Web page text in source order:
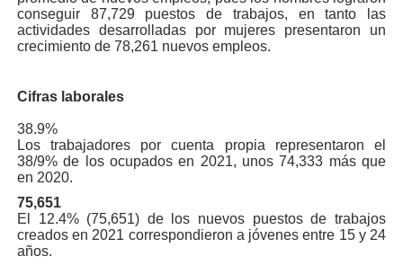
conseguir 87,729 puestos de trabajos, en tanto las
actividades desarrolladas por mujeres presentaron un
crecimiento de 78,261 nuevos empleos.
Cifras laborales
38.9%
Los trabajadores por cuenta propia representaron el
38/9% de los ocupados en 2021, unos 74,333 más que
en 2020.
75,651
El 12.4% (75,651) de los nuevos puestos de trabajos
creados en 2021 correspondieron a jóvenes entre 15 y 24
años.